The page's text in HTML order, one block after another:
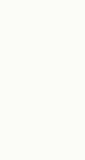
4A chemin du